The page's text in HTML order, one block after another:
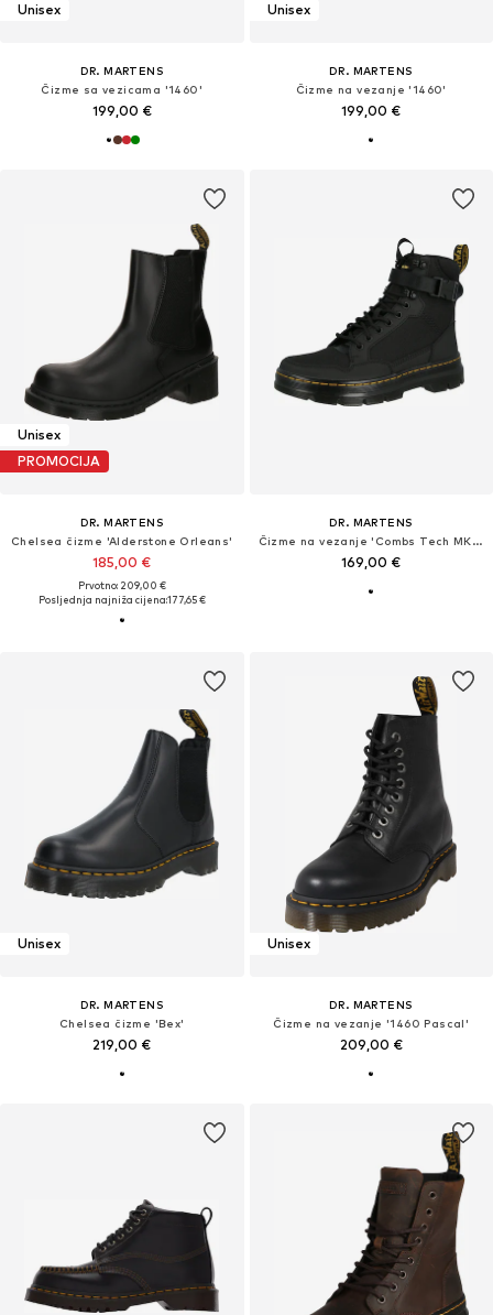
Unisex
DR. MARTENS
Čizme sa vezicama '1460'
199,00 €
Unisex
DR. MARTENS
Čizme na vezanje '1460'
199,00 €
Unisex
PROMOCIJA
DR. MARTENS
Chelsea čizme 'Alderstone Orleans'
185,00 €
Prvotno: 209,00 €
Posljednja najniža cijena:177,65 €
DR. MARTENS
Čizme na vezanje 'Combs Tech MK.02'
169,00 €
Unisex
DR. MARTENS
Chelsea čizme 'Bex'
219,00 €
Unisex
DR. MARTENS
Čizme na vezanje '1460 Pascal'
209,00 €